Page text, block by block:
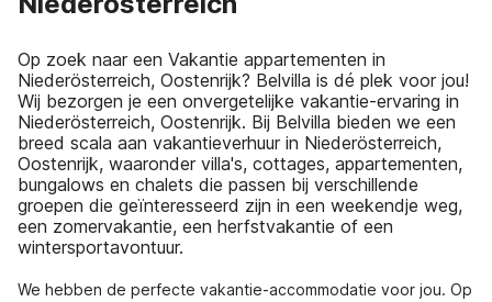
Op zoek naar een Vakantie appartementen in
Niederösterreich, Oostenrijk? Belvilla is dé plek voor jou!
Wij bezorgen je een onvergetelijke vakantie-ervaring in
Niederösterreich, Oostenrijk. Bij Belvilla bieden we een
breed scala aan vakantieverhuur in Niederösterreich,
Oostenrijk, waaronder villa's, cottages, appartementen,
bungalows en chalets die passen bij verschillende
groepen die geïnteresseerd zijn in een weekendje weg,
een zomervakantie, een herfstvakantie of een
wintersportavontuur.
We hebben de perfecte vakantie-accommodatie voor jou. Op